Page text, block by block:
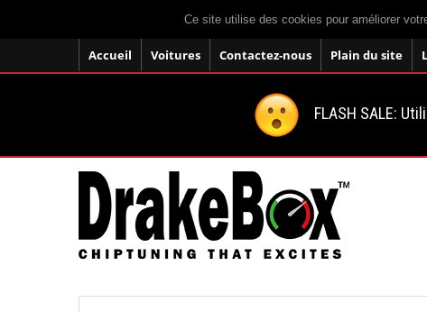
Ce site utilise des cookies pour améliorer
Accueil Voitures Contactez-nous Plain du site
FLASH SALE: